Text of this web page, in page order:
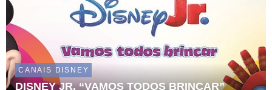
CANAIS DISNEY
DISNEY JR. “VAMOS TODOS BRINCAR”